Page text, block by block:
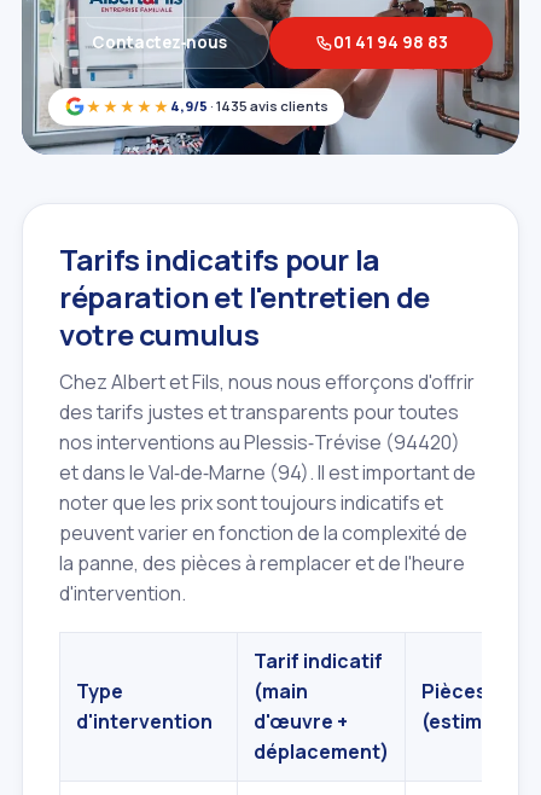
★★★★★ 4,9/5 · 1435 avis clients
Contactez‑nous 01 41 94 98 83
Tarifs indicatifs pour la
réparation et l'entretien de
votre cumulus
Chez Albert et Fils, nous nous efforçons d'offrir
des tarifs justes et transparents pour toutes
nos interventions au Plessis‑Trévise (94420)
et dans le Val‑de‑Marne (94). Il est important de
noter que les prix sont toujours indicatifs et
peuvent varier en fonction de la complexité de
la panne, des pièces à remplacer et de l'heure
d'intervention.
Type
d'intervention
Tarif indicatif
(main
d'œuvre +
déplacement)
Pièces
(estimatif)